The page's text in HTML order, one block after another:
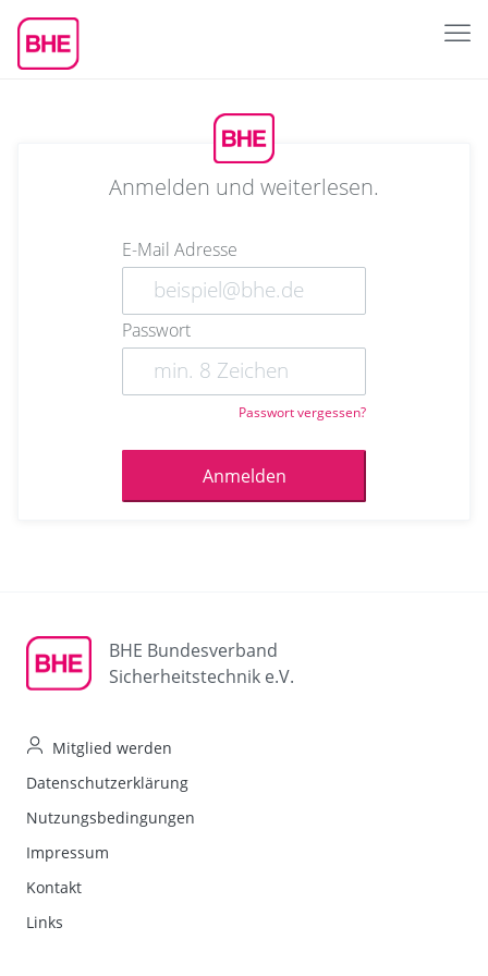
Anmelden und weiterlesen.
E-Mail Adresse
Passwort
Passwort vergessen?
Anmelden
BHE Bundesverband
Sicherheitstechnik e.V.
Mitglied werden
Datenschutzerklärung
Nutzungsbedingungen
Impressum
Kontakt
Links